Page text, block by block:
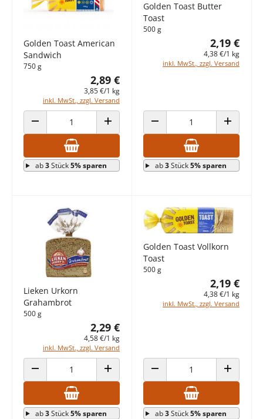
Golden Toast American
Sandwich
750 g
2,89 €
3,85 €/1 kg
inkl. MwSt., zzgl. Versand
ANZAHL VERRINGERN ANZAHL ERHÖHEN
ab3Stück5% sparen
Golden Toast Butter
Toast
500 g
2,19 €
4,38 €/1 kg
inkl. MwSt., zzgl. Versand
ANZAHL VERRINGERN ANZAHL
ab3Stück5% sparen
Lieken Urkorn
Grahambrot
500 g
2,29 €
4,58 €/1 kg
inkl. MwSt., zzgl. Versand
ANZAHL VERRINGERN ANZAHL ERHÖHEN
ab3Stück5% sparen
Golden Toast Vollkorn
Toast
500 g
2,19 €
4,38 €/1 kg
inkl. MwSt., zzgl. Versand
ANZAHL VERRINGERN ANZAHL
ab3Stück5% sparen